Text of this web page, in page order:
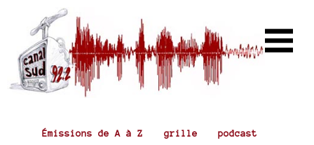
Émissions de A à Z grille podcast